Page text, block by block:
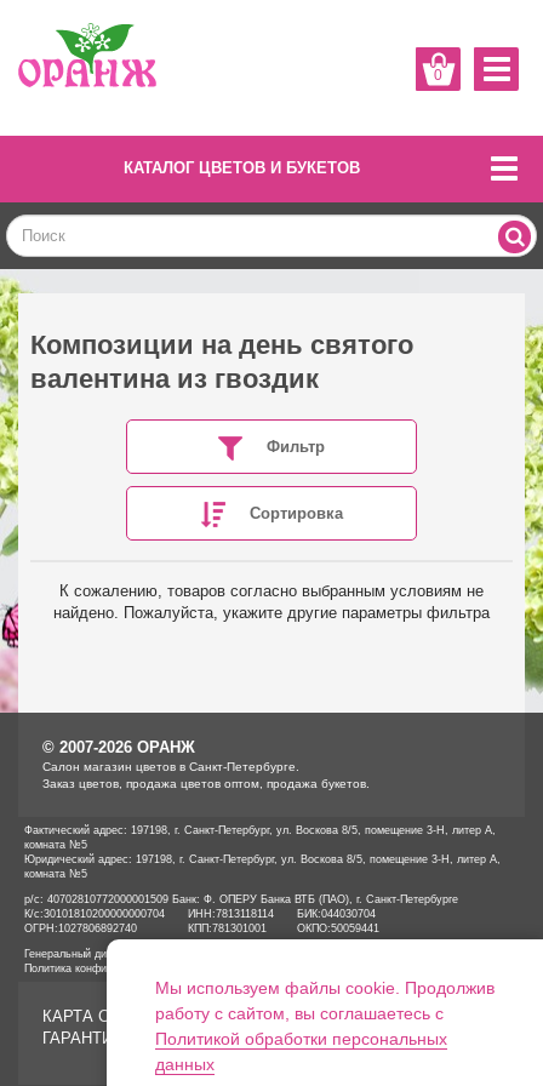
0
КАТАЛОГ ЦВЕТОВ И БУКЕТОВ
Композиции на день святого
валентина из гвоздик
Фильтр
Сортировка
К сожалению, товаров согласно выбранным условиям не
найдено. Пожалуйста, укажите другие параметры фильтра
© 2007-2026 ОРАНЖ
Cалон магазин цветов в Санкт-Петербурге.
Заказ цветов, продажа цветов оптом, продажа букетов.
Фактический адрес: 197198, г. Санкт-Петербург, ул. Воскова 8/5, помещение 3-Н, литер А,
комната №5
Юридический адрес: 197198, г. Санкт-Петербург, ул. Воскова 8/5, помещение 3-Н, литер А,
комната №5
р/с: 40702810772000001509 Банк: Ф. ОПЕРУ Банка ВТБ (ПАО), г. Санкт-Петербурге
К/с:30101810200000000704 ИНН:7813118114 БИК:044030704
ОГРН: 1027806892740 КПП:781301001 ОКПО:50059441
Генеральный директор ООО «ОРАНЖ» Иванов А.Е.
Политика конфиденциальности
КАРТА САЙТА
ГАРАНТИИ
Мы используем файлы cookie. Продолжив
работу с сайтом, вы соглашаетесь с
Политикой обработки персональных
данных